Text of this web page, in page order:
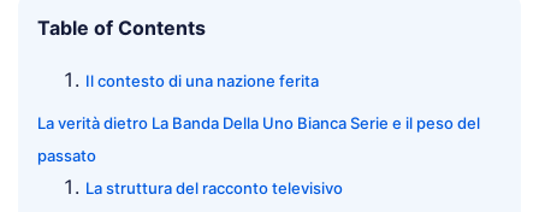
Table of Contents
Il contesto di una nazione ferita
La verità dietro La Banda Della Uno Bianca Serie e il peso del
passato
La struttura del racconto televisivo